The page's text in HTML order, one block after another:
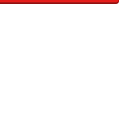
銀行が有利？